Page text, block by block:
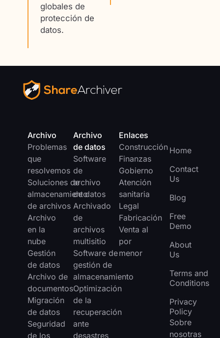
globales de
protección de
datos.
Archivo
Problemas
que
resolvemos
Soluciones de
almacenamiento
de archivos
Archivo
en la
nube
Gestión
de datos
Archivo de
documentos
Migración
de datos
Seguridad
de los
Archivo
de datos
Software
de
archivo
de datos
Archivado
de
archivos
multisitio
Software de
gestión de
almacenamiento
Optimización
de la
recuperación
ante
desastres
Enlaces
Construcción
Finanzas
Gobierno
Atención
sanitaria
Legal
Fabricación
Venta al
por
menor
Home
Contact
Us
Blog
Free
Demo
About
Us
Terms and
Conditions
Privacy
Policy
Sobre
nosotras